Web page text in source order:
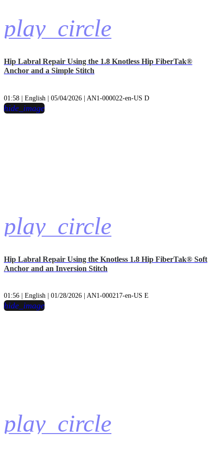
play_circle
Hip Labral Repair Using the 1.8 Knotless Hip FiberTak®
Anchor and a Simple Stitch
01:58 | English | 05/04/2026 | AN1-000022-en-US D
play_circle
hide_image
Hip Labral Repair Using the Knotless 1.8 Hip FiberTak® Soft
Anchor and an Inversion Stitch
01:56 | English | 01/28/2026 | AN1-000217-en-US E
play_circle
hide_image